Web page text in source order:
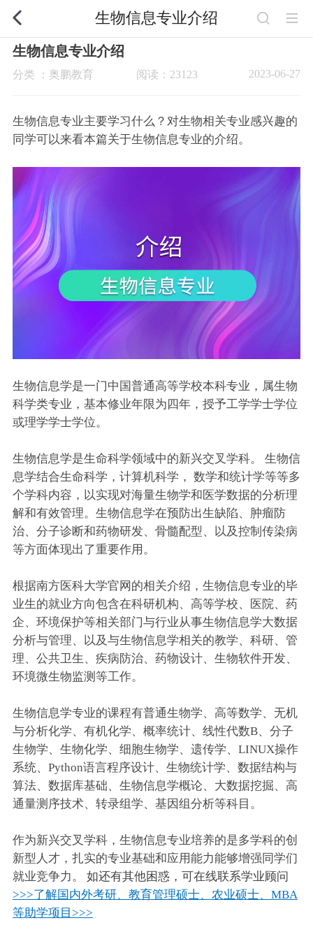
生物信息专业介绍
生物信息专业介绍
分类 ：奥鹏教育 2023-06-27
阅读：23123
生物信息专业主要学习什么？对生物相关专业感兴趣的
同学可以来看本篇关于生物信息专业的介绍。
生物信息学是一门中国普通高等学校本科专业，属生物
科学类专业，基本修业年限为四年，授予工学学士学位
或理学学士学位。
生物信息学是生命科学领域中的新兴交叉学科。 生物信
息学结合生命科学，计算机科学， 数学和统计学等等多
个学科内容，以实现对海量生物学和医学数据的分析理
解和有效管理。生物信息学在预防出生缺陷、肿瘤防
治、分子诊断和药物研发、骨髓配型、以及控制传染病
等方面体现出了重要作用。
根据南方医科大学官网的相关介绍，生物信息专业的毕
业生的就业方向包含在科研机构、高等学校、医院、药
企、环境保护等相关部门与行业从事生物信息学大数据
分析与管理、以及与生物信息学相关的教学、科研、管
理、公共卫生、疾病防治、药物设计、生物软件开发、
环境微生物监测等工作。
生物信息学专业的课程有普通生物学、高等数学、无机
与分析化学、有机化学、概率统计、线性代数B、分子
生物学、生物化学、细胞生物学、遗传学、LINUX操作
系统、Python语言程序设计、生物统计学、数据结构与
算法、数据库基础、生物信息学概论、大数据挖掘、高
通量测序技术、转录组学、基因组分析等科目。
作为新兴交叉学科，生物信息专业培养的是多学科的创
新型人才，扎实的专业基础和应用能力能够增强同学们
就业竞争力。
如还有其他困惑，可在线联系学业顾问
>>>了解国内外考研、教育管理硕士、农业硕士、MBA
等助学项目>>>